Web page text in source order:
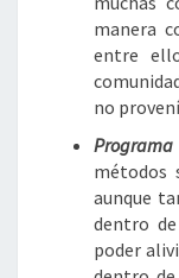
manera
entre
no
Programa
métodos
aunque
dentro
poder